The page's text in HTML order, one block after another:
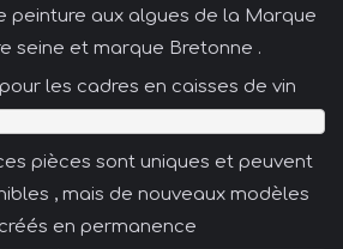
peinture aux algues de la Marque
seine et marque Bretonne .
les cadres en caisses de vin
pièces sont uniques et peuvent
, mais de nouveaux modèles
en permanence